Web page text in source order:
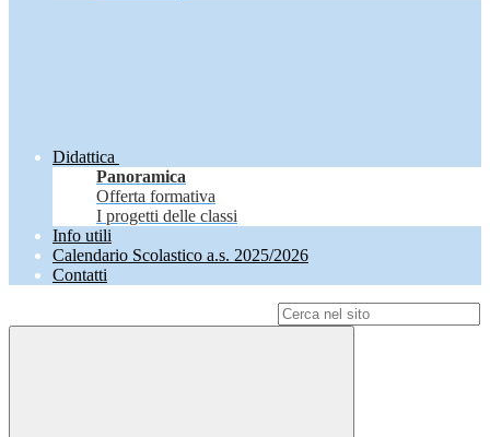
Didattica
Panoramica
Offerta formativa
I progetti delle classi
Info utili
Calendario Scolastico a.s. 2025/2026
Contatti